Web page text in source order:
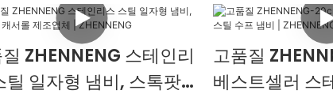
ZHENNENG 스테인리
틸 일자형 냄비, 스톡팟,
고품질
베스트셀러 스